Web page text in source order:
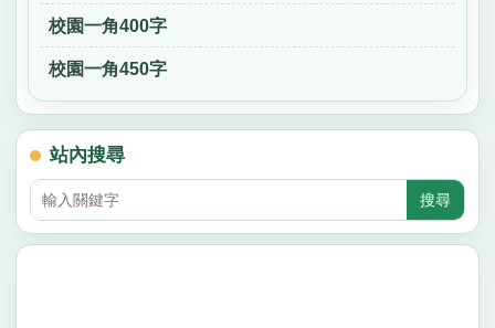
校園一角400字
校園一角450字
站內搜尋